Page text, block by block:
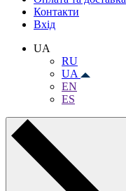
Контакти
Вхiд
UA
RU
UA
EN
ES